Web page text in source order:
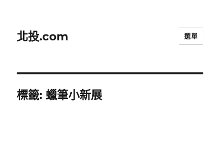
北投.com 選單
標籤:蠟筆小新展